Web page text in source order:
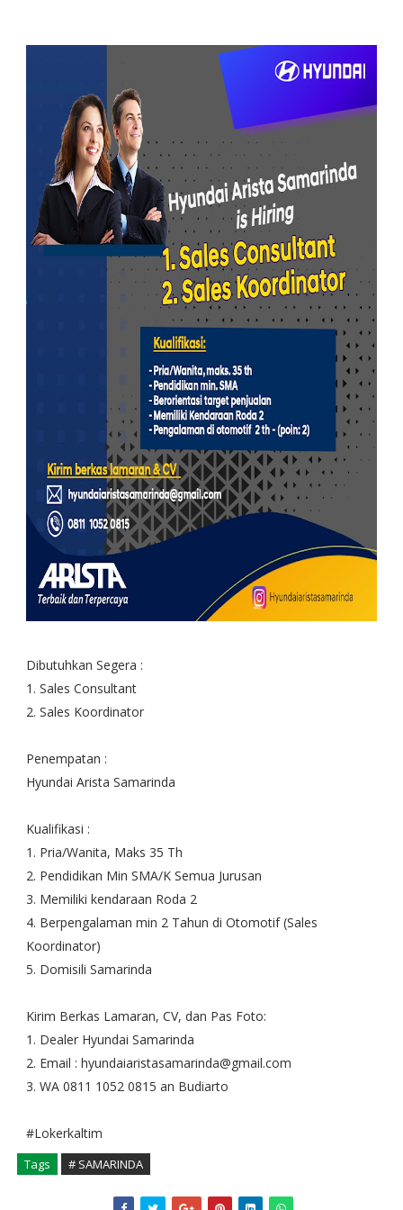
Dibutuhkan Segera :
1. Sales Consultant
2. Sales Koordinator
Penempatan :
Hyundai Arista Samarinda
Kualifikasi :
1. Pria/Wanita, Maks 35 Th
2. Pendidikan Min SMA/K Semua Jurusan
3. Memiliki kendaraan Roda 2
4. Berpengalaman min 2 Tahun di Otomotif (Sales
Koordinator)
5. Domisili Samarinda
Kirim Berkas Lamaran, CV, dan Pas Foto:
1. Dealer Hyundai Samarinda
2. Email : hyundaiaristasamarinda@gmail.com
3. WA 0811 1052 0815 an Budiarto
#Lokerkaltim
Tags # SAMARINDA